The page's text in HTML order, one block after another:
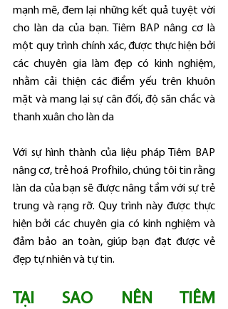
mạnh mẽ, đem lại những kết quả tuyệt vời
cho làn da của bạn. Tiêm BAP nâng cơ là
một quy trình chính xác, được thực hiện bởi
các chuyên gia làm đẹp có kinh nghiệm,
nhằm cải thiện các điểm yếu trên khuôn
mặt và mang lại sự cân đối, độ săn chắc và
thanh xuân cho làn da
Với sự hình thành của liệu pháp Tiêm BAP
nâng cơ, trẻ hoá Profhilo, chúng tôi tin rằng
làn da của bạn sẽ được nâng tầm với sự trẻ
trung và rạng rỡ. Quy trình này được thực
hiện bởi các chuyên gia có kinh nghiệm và
đảm bảo an toàn, giúp bạn đạt được vẻ
đẹp tự nhiên và tự tin.
TẠI SAO NÊN TIÊM